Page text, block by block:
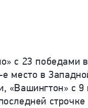
с 23 победами
место в
«Вашингтон» с
строчке